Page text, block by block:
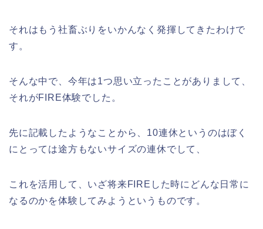
それはもう社畜ぶりをいかんなく発揮してきたわけで
す。
そんな中で、今年は1つ思い立ったことがありまして、
それがFIRE体験でした。
先に記載したようなことから、10連休というのはぼく
にとっては途方もないサイズの連休でして、
これを活用して、いざ将来FIREした時にどんな日常に
なるのかを体験してみようというものです。